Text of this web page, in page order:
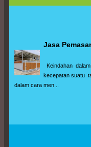
Jasa
Keindahan
kecepatan suatu
dalam cara men...